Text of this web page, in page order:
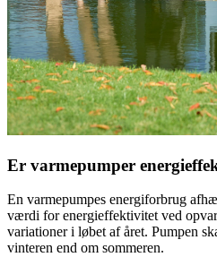
Er varmepumper
En varmepumpes energiforbrug
værdi for energieffektivitet ved
variationer i løbet af året. Pumpen
vinteren end om sommeren.